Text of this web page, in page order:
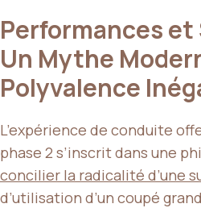
Performances
Un Mythe
Polyvalence
L’expérience de conduite
phase 2 s’inscrit dans une
concilier la radicalité d’une
d’utilisation d’un coupé